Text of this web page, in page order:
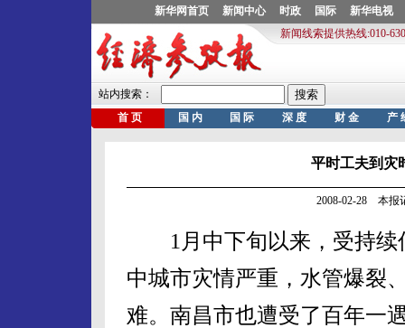
平时工夫到灾
2008-02-28 本报
1月中下旬以来，受持续
中城市灾情严重，水管爆裂
难。南昌市也遭受了百年一